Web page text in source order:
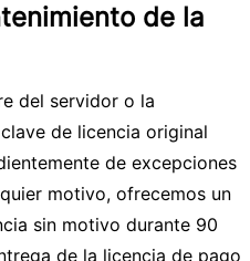
de la
del servidor o la
de licencia original
de excepciones
motivo, ofrecemos un
sin motivo durante 90
de la licencia de pago